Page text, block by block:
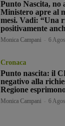
Punto Nascita, no
Ministero apre al
mesi. Vadi: “Una
positivamente
Monica Campani 6
Cronaca
Punto nascita: il
negativo alla
Regione
Monica Campani 6